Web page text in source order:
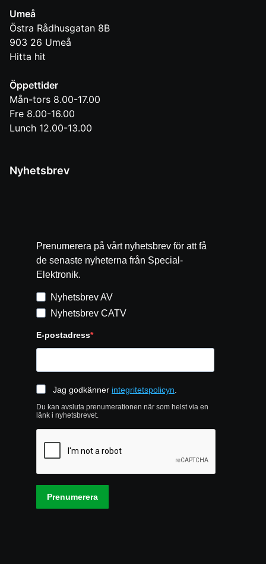
Umeå
Östra Rådhusgatan 8B
903 26 Umeå
Hitta hit
Öppettider
Mån-tors 8.00-17.00
Fre 8.00-16.00
Lunch 12.00-13.00
Nyhetsbrev